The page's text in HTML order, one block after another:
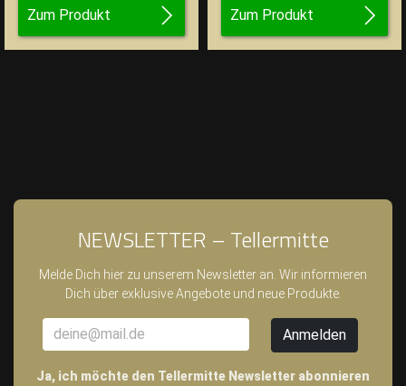
Zum Produkt Zum Produkt
NEWSLETTER – Tellermitte
Melde Dich hier zu unserem Newsletter an. Wir informieren
Dich über exklusive Angebote und neue Produkte.
Ja, ich möchte den Tellermitte Newsletter abonnieren